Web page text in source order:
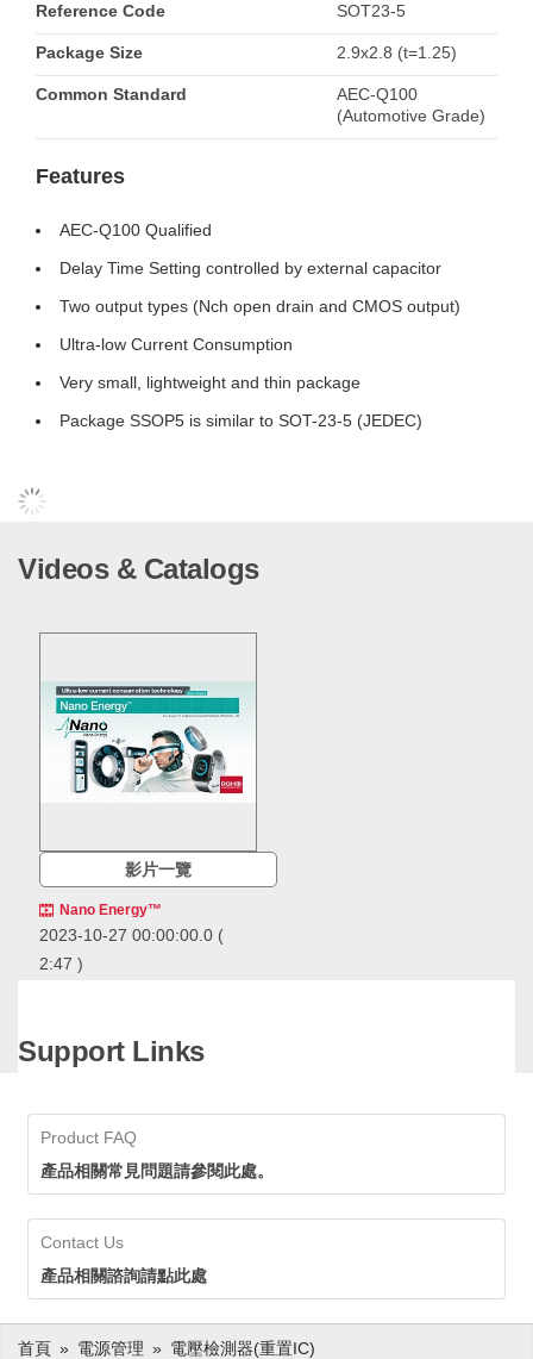
Reference Code SOT23-5
Package Size 2.9x2.8 (t=1.25)
Common Standard
AEC-Q100
(Automotive Grade)
Features
AEC-Q100 Qualified
Delay Time Setting controlled by external capacitor
Two output types (Nch open drain and CMOS output)
Ultra-low Current Consumption
Very small, lightweight and thin package
Package SSOP5 is similar to SOT-23-5 (JEDEC)
Videos & Catalogs
影片一覽
Nano Energy™
2023-10-27 00:00:00.0 (
2:47 )
Enables long-term drive in
ROHM's innovative
'Nano' power supply
technologies
Support Links
Product FAQ
產品相關常見問題請參閱此處。
Contact Us
產品相關諮詢請點此處
首頁 電源管理
電壓檢測器(重置IC)